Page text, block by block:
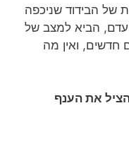
של הבידוד שניכפה
הביא למצב של
חדשים, ואין מה
את הענף